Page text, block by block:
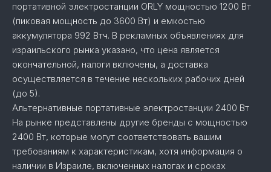
портативной электростанции ORLY мощностью 1200 Вт
(пиковая мощность до 3600 Вт) и емкостью
аккумулятора 992 Втч. В рекламных объявлениях для
израильского рынка указано, что цена является
окончательной, налоги включены, а доставка
осуществляется в течение нескольких рабочих дней
(до 5).
Альтернативные портативные электростанции 2400 Вт
На рынке представлены другие бренды с мощностью
2400 Вт, которые могут соответствовать вашим
требованиям к характеристикам, хотя информация о
наличии в Израиле, включенных налогах и сроках